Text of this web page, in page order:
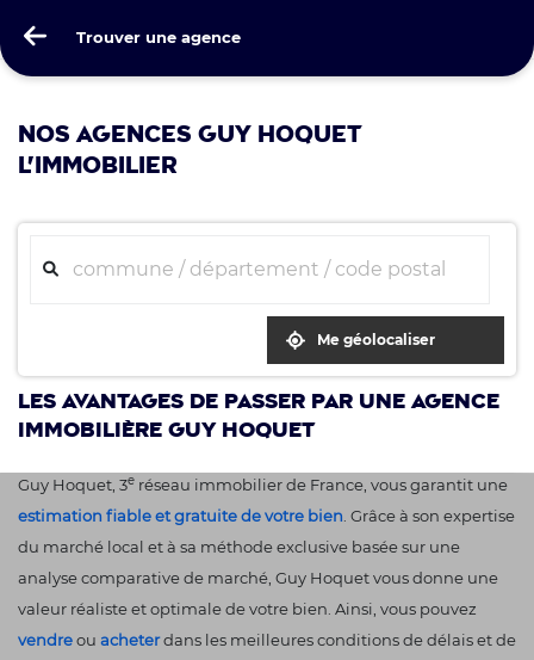
Trouver une agence
Guy Hoquet
NOS AGENCES GUY HOQUET
L'IMMOBILIER
Me géolocaliser
Les avantages de passer par une agence
immobilière Guy Hoquet
Guy Hoquet, 3e réseau immobilier de France, vous garantit une
estimation fiable et gratuite de votre bien . Grâce à son expertise
du marché local et à sa méthode exclusive basée sur une
analyse comparative de marché, Guy Hoquet vous donne une
valeur réaliste et optimale de votre bien. Ainsi, vous pouvez
vendreou acheterdans les meilleures conditions de délais et de